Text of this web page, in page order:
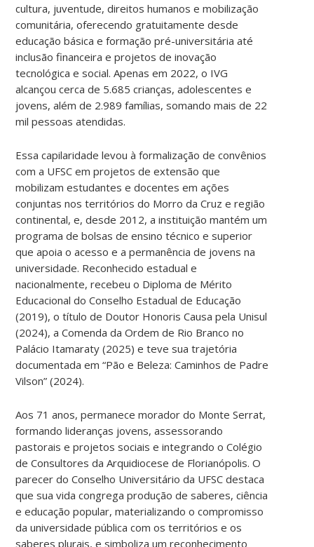
cultura, juventude, direitos humanos e mobilização
comunitária, oferecendo gratuitamente desde
educação básica e formação pré-universitária até
inclusão financeira e projetos de inovação
tecnológica e social. Apenas em 2022, o IVG
alcançou cerca de 5.685 crianças, adolescentes e
jovens, além de 2.989 famílias, somando mais de 22
mil pessoas atendidas.
Essa capilaridade levou à formalização de convênios
com a UFSC em projetos de extensão que
mobilizam estudantes e docentes em ações
conjuntas nos territórios do Morro da Cruz e região
continental, e, desde 2012, a instituição mantém um
programa de bolsas de ensino técnico e superior
que apoia o acesso e a permanência de jovens na
universidade. Reconhecido estadual e
nacionalmente, recebeu o Diploma de Mérito
Educacional do Conselho Estadual de Educação
(2019), o título de Doutor Honoris Causa pela Unisul
(2024), a Comenda da Ordem de Rio Branco no
Palácio Itamaraty (2025) e teve sua trajetória
documentada em “Pão e Beleza: Caminhos de Padre
Vilson” (2024).
Aos 71 anos, permanece morador do Monte Serrat,
formando lideranças jovens, assessorando
pastorais e projetos sociais e integrando o Colégio
de Consultores da Arquidiocese de Florianópolis. O
parecer do Conselho Universitário da UFSC destaca
que sua vida congrega produção de saberes, ciência
e educação popular, materializando o compromisso
da universidade pública com os territórios e os
saberes plurais, e simboliza um reconhecimento